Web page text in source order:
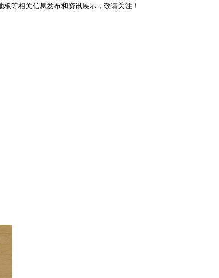
等相关信息发布和资讯展示，敬请关注！